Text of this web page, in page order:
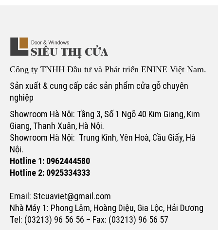
Công ty TNHH Đầu tư và Phát triển ENINE Việt Nam.
Sản xuất & cung cấp các sản phẩm cửa gỗ chuyên
nghiệp
Showroom Hà Nội: Tầng 3, Số 1 Ngõ 40 Kim Giang, Kim
Giang, Thanh Xuân, Hà Nội.
Showroom Hà Nội: Trung Kính, Yên Hoà, Cầu Giấy, Hà
Nội.
Hotline 1: 0962444580
Hotline 2: 0925334333
Email: Stcuaviet@gmail.com
Nhà Máy 1: Phong Lâm, Hoàng Diệu, Gia Lộc, Hải Dương
Tel: (03213) 96 56 56 – Fax: (03213) 96 56 57